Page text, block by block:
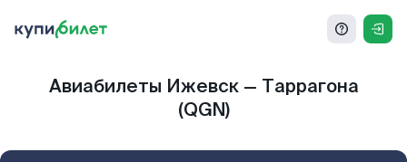
Авиабилеты Ижевск — Таррагона
(QGN)